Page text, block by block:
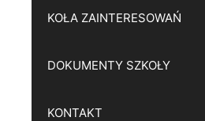
KOŁA ZAINTERESOWAŃ
DOKUMENTY SZKOŁY
KONTAKT